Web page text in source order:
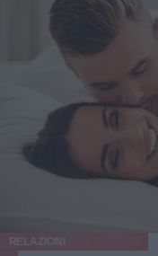
RELAZIONI